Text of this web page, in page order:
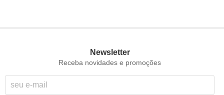
Newsletter
Receba novidades e promoções